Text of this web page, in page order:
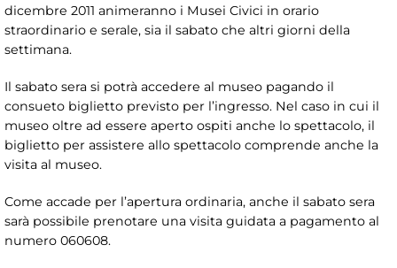
dicembre 2011 animeranno i Musei Civici in orario
straordinario e serale, sia il sabato che altri giorni della
settimana.
Il sabato sera si potrà accedere al museo pagando il
consueto biglietto previsto per l’ingresso. Nel caso in cui il
museo oltre ad essere aperto ospiti anche lo spettacolo, il
biglietto per assistere allo spettacolo comprende anche la
visita al museo.
Come accade per l’apertura ordinaria, anche il sabato sera
sarà possibile prenotare una visita guidata a pagamento al
numero 060608.